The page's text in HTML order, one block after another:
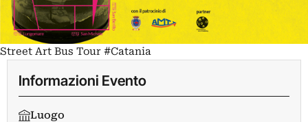
Street Art Bus Tour #Catania
Informazioni Evento
Luogo